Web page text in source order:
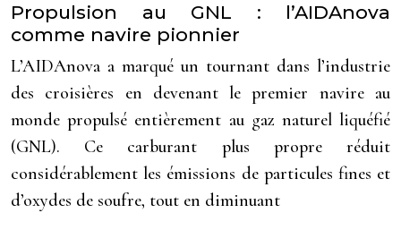
Propulsion au GNL : l’AIDAnova
comme navire pionnier
L’AIDAnova a marqué un tournant dans l’industrie
des croisières en devenant le premier navire au
monde propulsé entièrement au gaz naturel liquéfié
(GNL). Ce carburant plus propre réduit
considérablement les émissions de particules fines et
d’oxydes de soufre, tout en diminuant